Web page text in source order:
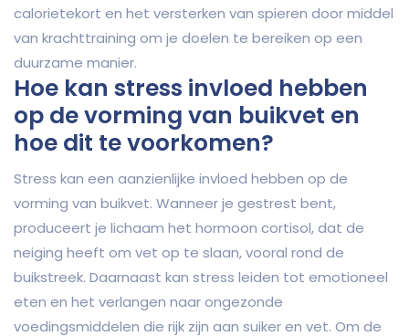
calorietekort en het versterken van spieren door middel
van krachttraining om je doelen te bereiken op een
duurzame manier.
Hoe kan stress invloed hebben
op de vorming van buikvet en
hoe dit te voorkomen?
Stress kan een aanzienlijke invloed hebben op de
vorming van buikvet. Wanneer je gestrest bent,
produceert je lichaam het hormoon cortisol, dat de
neiging heeft om vet op te slaan, vooral rond de
buikstreek. Daarnaast kan stress leiden tot emotioneel
eten en het verlangen naar ongezonde
voedingsmiddelen die rijk zijn aan suiker en vet. Om de